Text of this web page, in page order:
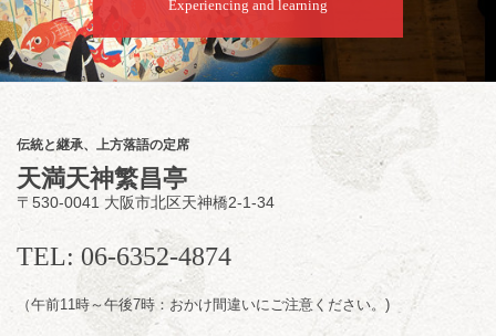
8月8日（土）
第2回 智之介・力造 二人会
笑福亭智之介「昭和任侠伝」「天王寺詣り」
／桂力造「桃太郎」「本膳」／桂二豆「開口
開演：午前10時（9時30分 開場
）
前売2,000円 当日 2,500円
お問合せ：智之介・力造 二人会事務局 090-
7762-6268
Experiencing and learning
伝統と継承、上方落語の定席
天満天神繁昌亭
〒530-0041 大阪市北区天神橋2-1-34
TEL: 06-6352-4874
（午前11時～午後7時：おかけ間違いにご注意ください。)